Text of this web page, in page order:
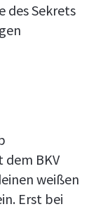
des Sekrets
BKV
weißen
Erst bei